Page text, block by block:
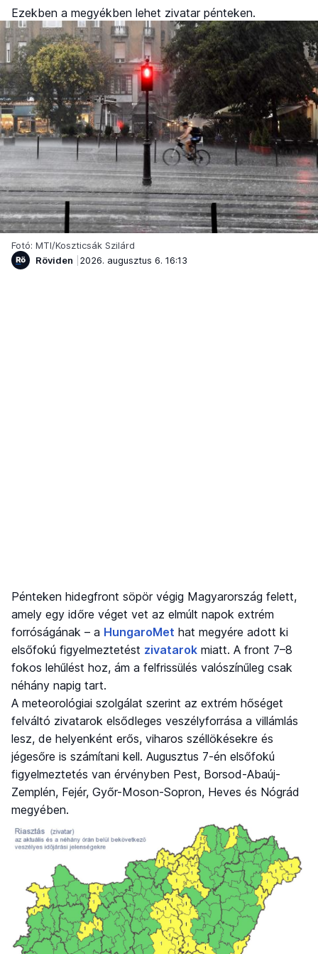
Ezekben a megyékben lehet zivatar pénteken.
Fotó: MTI/Koszticsák Szilárd
Röviden
2026. augusztus 6. 16:13
Pénteken hidegfront söpör végig Magyarország felett,
amely egy időre véget vet az elmúlt napok extrém
forróságának – a HungaroMet hat megyére adott ki
elsőfokú figyelmeztetést zivatarok miatt. A front 7–8
fokos lehűlést hoz, ám a felfrissülés valószínűleg csak
néhány napig tart.
A meteorológiai szolgálat szerint az extrém hőséget
felváltó zivatarok elsődleges veszélyforrása a villámlás
lesz, de helyenként erős, viharos széllökésekre és
jégesőre is számítani kell. Augusztus 7-én elsőfokú
figyelmeztetés van érvényben Pest, Borsod-Abaúj-
Zemplén, Fejér, Győr-Moson-Sopron, Heves és Nógrád
megyében.